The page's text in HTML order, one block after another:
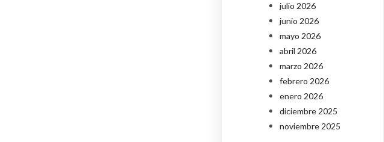
julio 2026
junio 2026
mayo 2026
abril 2026
marzo 2026
febrero 2026
enero 2026
diciembre 2025
noviembre 2025